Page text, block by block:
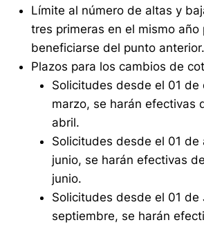
Límite al número de altas y
tres primeras en el mismo año
beneficiarse del punto anterior.
Plazos para los cambios de
Solicitudes desde el 01 de
marzo, se harán efectivas
abril.
Solicitudes desde el 01
junio, se harán efectivas
junio.
Solicitudes desde el 01 de
septiembre, se harán